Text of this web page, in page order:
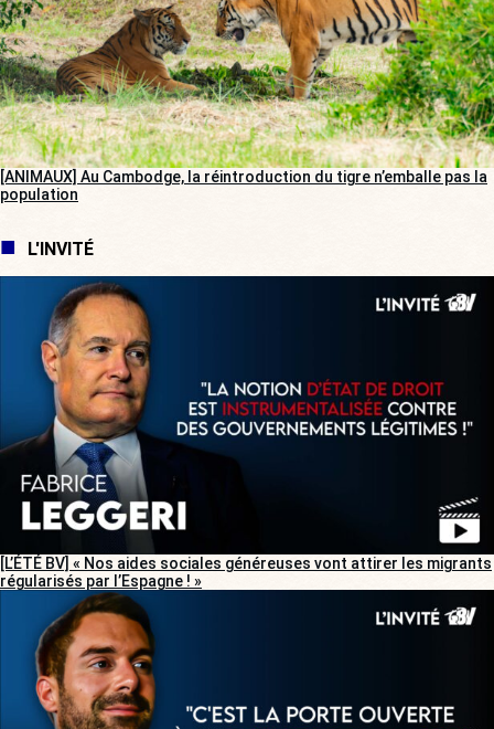
[ANIMAUX] Au Cambodge, la réintroduction du tigre n’emballe pas la
population
L'INVITÉ
[L’ÉTÉ BV] « Nos aides sociales généreuses vont attirer les migrants
régularisés par l’Espagne ! »